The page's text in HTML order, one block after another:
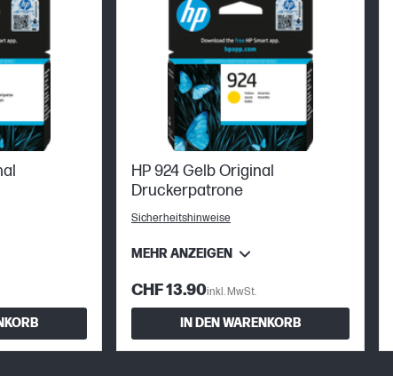
HP 924 Gelb Original
Druckerpatrone
Sicherheitshinweise
MEHR ANZEIGEN
CHF 13.90inkl. MwSt.
IN DEN WARENKORB